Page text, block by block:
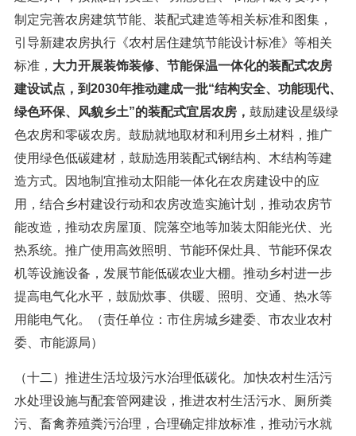
制定完善农房建筑节能、装配式建造等相关标准和图集，
引导新建农房执行《农村居住建筑节能设计标准》等相关
标准， 大力开展装饰装修、节能保温一体化的装配式农房
建设试点，到2030年推动建成一批“结构安全、功能现代、
绿色环保、风貌乡土”的装配式宜居农房， 鼓励建设星级绿
色农房和零碳农房。鼓励就地取材和利用乡土材料，推广
使用绿色低碳建材，鼓励选用装配式钢结构、木结构等建
造方式。因地制宜推动太阳能一体化在农房建设中的应
用，结合乡村建设行动和农房改造实施计划，推动农房节
能改造，推动农房屋顶、院落空地等加装太阳能光伏、光
热系统。推广使用高效照明、节能环保灶具、节能环保农
机等设施设备，发展节能低碳农业大棚。推动乡村进一步
提高电气化水平，鼓励炊事、供暖、照明、交通、热水等
用能电气化。（责任单位：市住房城乡建委、市农业农村
委、市能源局）
（十二）推进生活垃圾污水治理低碳化。加快农村生活污
水处理设施与配套管网建设，推进农村生活污水、厕所粪
污、畜禽养殖粪污治理，合理确定排放标准，推动污水就